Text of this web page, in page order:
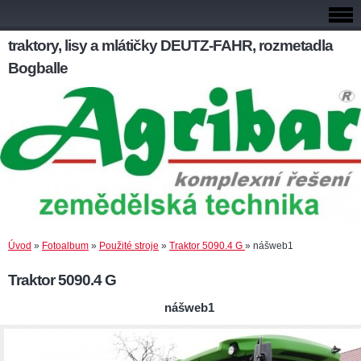
traktory, lisy a mlátičky DEUTZ-FAHR, rozmetadla
Bogballe
Úvod » Fotoalbum » Použité stroje » Traktor 5090.4 G » nášweb1
Traktor 5090.4 G
nášweb1